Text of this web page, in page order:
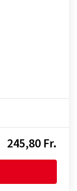
245,80 Fr.